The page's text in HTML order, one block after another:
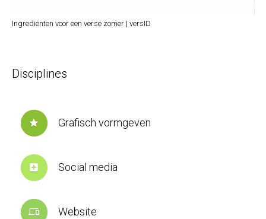
Ingrediënten voor een verse zomer | versID
Disciplines
star Grafisch vormgeven
add_box Social media
devices Website